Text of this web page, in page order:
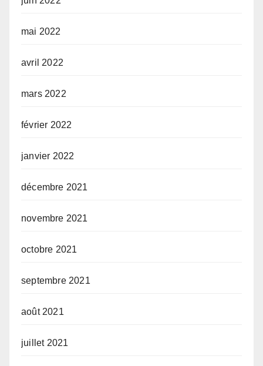
mai 2022
avril 2022
mars 2022
février 2022
janvier 2022
décembre 2021
novembre 2021
octobre 2021
septembre 2021
août 2021
juillet 2021